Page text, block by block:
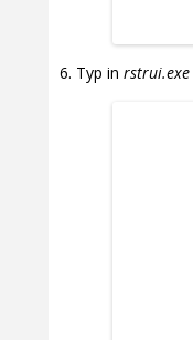
Typ in rstrui.exe